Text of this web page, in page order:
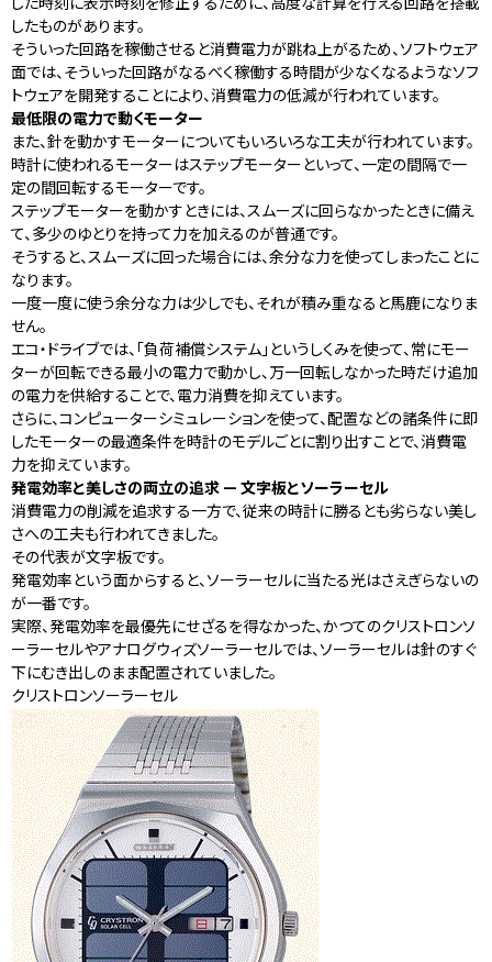
したものがあります。
そういった回路を稼働させると消費電力が跳ね上がるため、ソフトウェア
面では、そういった回路がなるべく稼働する時間が少なくなるようなソフ
トウェアを開発することにより、消費電力の低減が行われています。
最低限の電力で動くモーター
また、針を動かすモーターについてもいろいろな工夫が行われています。
時計に使われるモーターはステップモーターといって、一定の間隔で一
定の間回転するモーターです。
ステップモーターを動かすときには、スムーズに回らなかったときに備え
て、多少のゆとりを持って力を加えるのが普通です。
そうすると、スムーズに回った場合には、余分な力を使ってしまったことに
なります。
一度一度に使う余分な力は少しでも、それが積み重なると馬鹿になりま
せん。
エコ・ドライブでは、「負荷補償システム」というしくみを使って、常にモー
ターが回転できる最小の電力で動かし、万一回転しなかった時だけ追加
の電力を供給することで、電力消費を抑えています。
さらに、コンピューターシミュレーションを使って、配置などの諸条件に即
したモーターの最適条件を時計のモデルごとに割り出すことで、消費電
力を抑えています。
発電効率と美しさの両立の追求 — 文字板とソーラーセル
消費電力の削減を追求する一方で、従来の時計に勝るとも劣らない美し
さへの工夫も行われてきました。
その代表が文字板です。
発電効率という面からすると、ソーラーセルに当たる光はさえぎらないの
が一番です。
実際、発電効率を最優先にせざるを得なかった、かつてのクリストロンソ
ーラーセルやアナログウィズソーラーセルでは、ソーラーセルは針のすぐ
下にむき出しのまま配置されていました。
クリストロンソーラーセル